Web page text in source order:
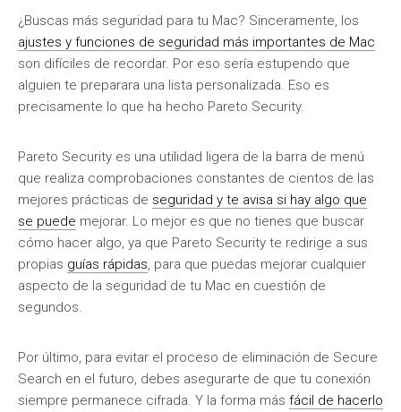
¿Buscas más seguridad para tu Mac? Sinceramente, los
ajustes y funciones de seguridad más importantes de Mac
son difíciles de recordar. Por eso sería estupendo que
alguien te preparara una lista personalizada. Eso es
precisamente lo que ha hecho Pareto Security.
Pareto Security es una utilidad ligera de la barra de menú
que realiza comprobaciones constantes de cientos de las
mejores prácticas de seguridad y te avisa si hay algo que
se puede mejorar. Lo mejor es que no tienes que buscar
cómo hacer algo, ya que Pareto Security te redirige a sus
propias guías rápidas, para que puedas mejorar cualquier
aspecto de la seguridad de tu Mac en cuestión de
segundos.
Por último, para evitar el proceso de eliminación de Secure
Search en el futuro, debes asegurarte de que tu conexión
siempre permanece cifrada. Y la forma más fácil de hacerlo